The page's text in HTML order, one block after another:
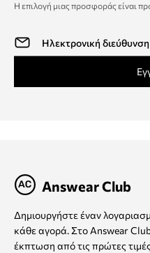
Η επιλογή μιας προσφοράς είναι
Answear Club
Δημιουργήστε έναν
κάθε αγορά. Στο Answear
έκπτωση από τις πρώτες